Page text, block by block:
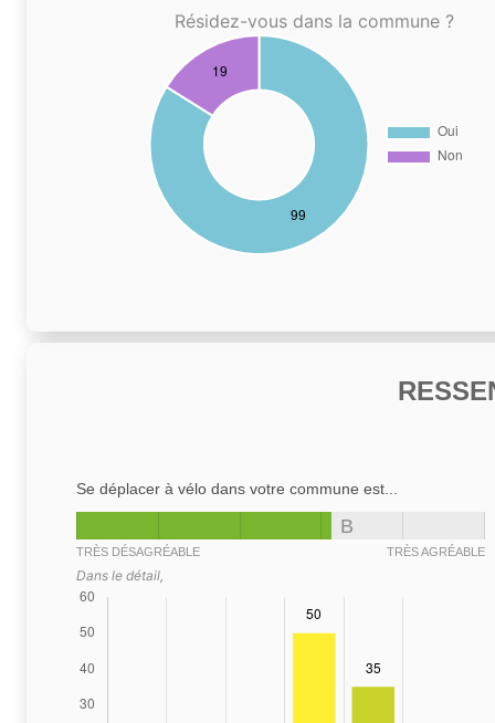
Résidez-vous dans la commune ?
Se déplacer à vélo dans votre commune est...
B
TRÈS DÉSAGRÉABLE TRÈS AGRÉABLE
Dans le détail,